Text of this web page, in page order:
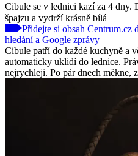
Cibule se v lednici kazí za 4 dny.
špajzu a vydrží krásně bílá
Přidejte si obsah
hledání a Google zprávy
Cibule patří do každé kuchyně a
automaticky uklidí do lednice.
nejrychleji. Po pár dnech měkne,